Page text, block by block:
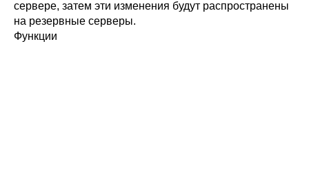
сервере, затем эти изменения будут распространены
на резервные серверы.
Функции